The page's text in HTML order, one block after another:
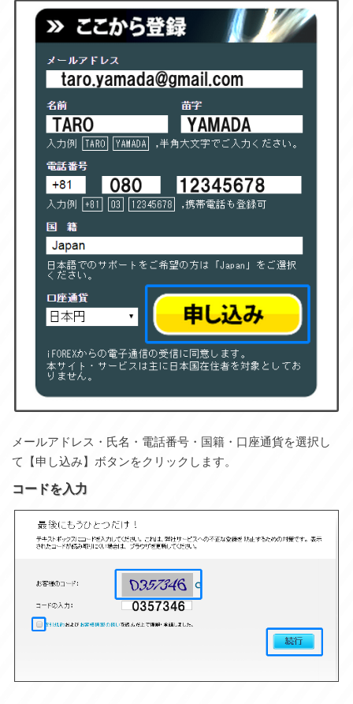
メールアドレス・氏名・電話番号・国籍・口座通貨を選択し
て【申し込み】ボタンをクリックします。
コードを入力